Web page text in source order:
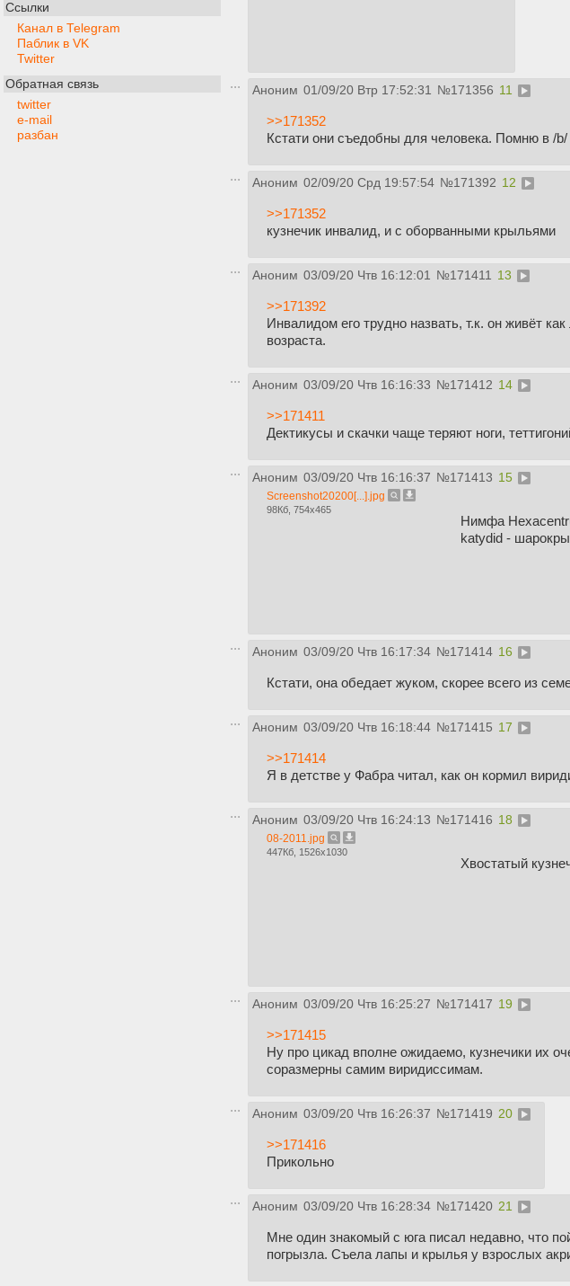
Ссылки
Канал в Telegram
Паблик в VK
Twitter
Обратная связь
twitter
e-mail
разбан
Аноним 01/09/20 Втр 17:52:31 №171356 11
>>171352
Кстати они съедобны для человека. Помню в /
Аноним 02/09/20 Срд 19:57:54 №171392 12
>>171352
кузнечик инвалид, и с оборванными крыльями
Аноним 03/09/20 Чтв 16:12:01 №171411 13
>>171392
Инвалидом его трудно назвать, т.к. он живёт
возраста.
Аноним 03/09/20 Чтв 16:16:33 №171412 14
>>171411
Дектикусы и скачки чаще теряют ноги,
Аноним 03/09/20 Чтв 16:16:37 №171413 15
Screenshot20200[...].jpg
98Кб, 754x465
Нимфа
katydid -
Аноним 03/09/20 Чтв 16:17:34 №171414 16
Кстати, она обедает жуком, скорее всего из
Аноним 03/09/20 Чтв 16:18:44 №171415 17
>>171414
Я в детстве у Фабра читал, как он кормил
Аноним 03/09/20 Чтв 16:24:13 №171416 18
08-2011.jpg
447Кб, 1526x1030
Хвостатый
Аноним 03/09/20 Чтв 16:25:27 №171417 19
>>171415
Ну про цикад вполне ожидаемо, кузнечики их
соразмерны самим виридиссимам.
Аноним 03/09/20 Чтв 16:26:37 №171419 20
>>171416
Прикольно
Аноним 03/09/20 Чтв 16:28:34 №171420 21
Мне один знакомый с юга писал недавно, что
погрызла. Съела лапы и крылья у взрослых